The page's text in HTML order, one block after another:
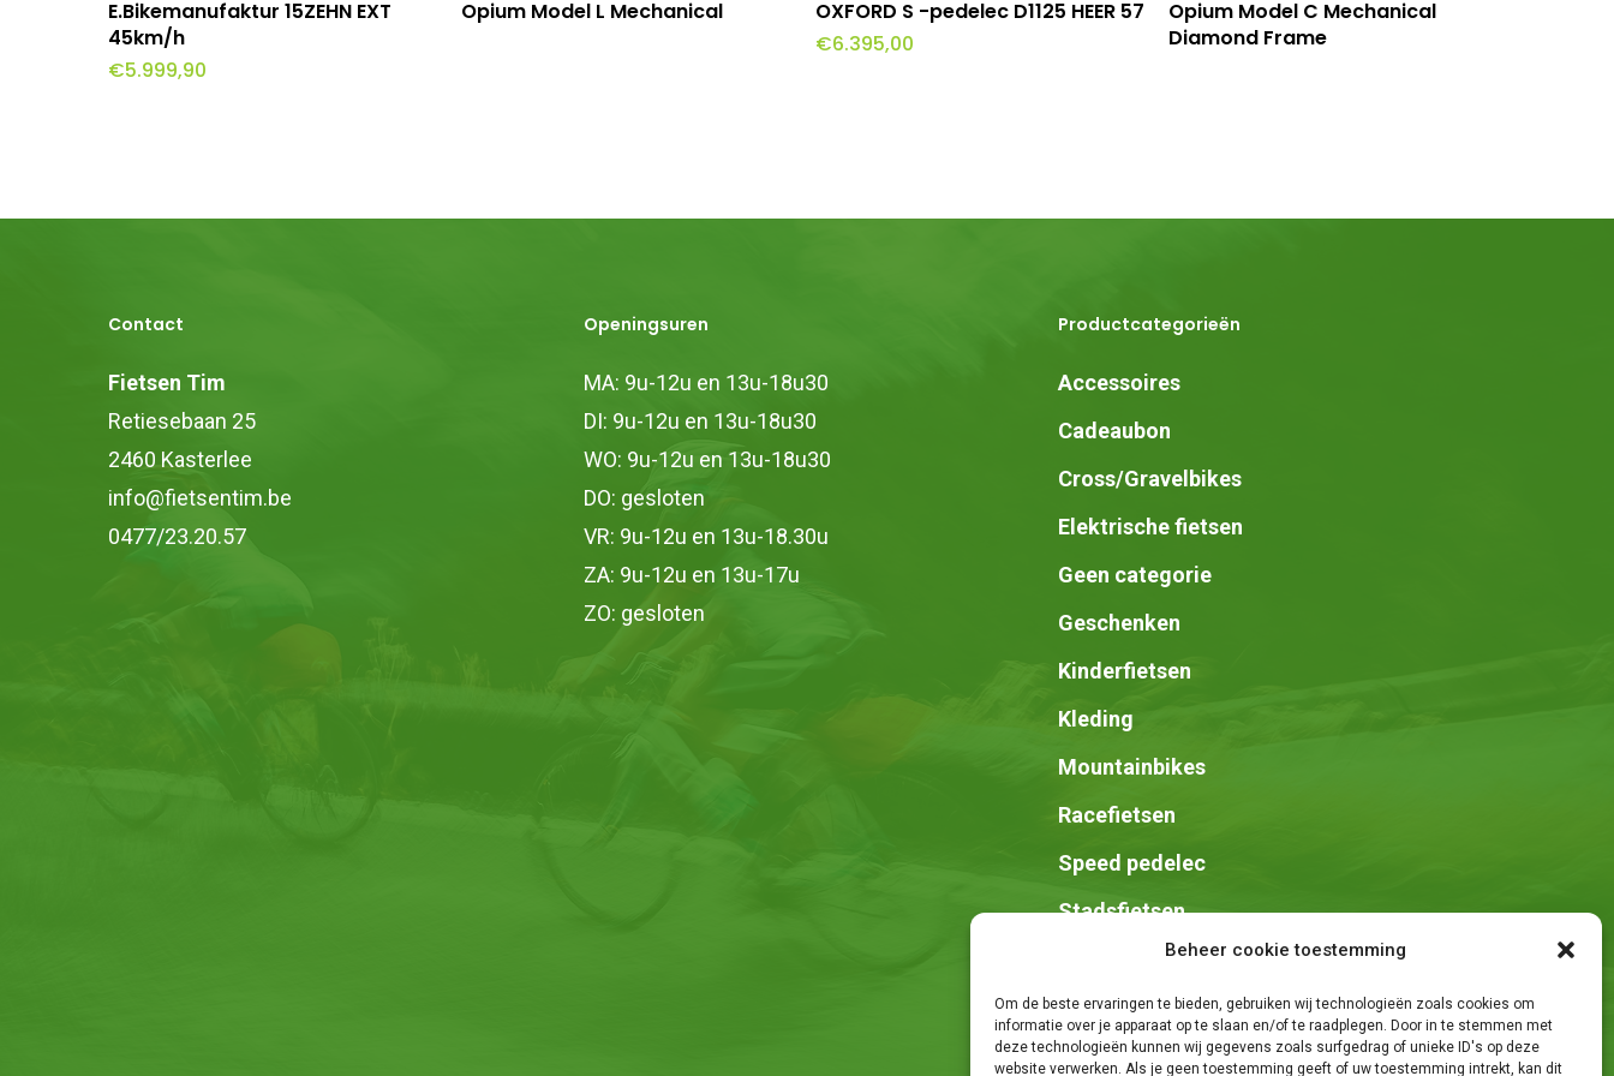
Beheer cookie toestemming
Om de beste ervaringen te bieden, gebruiken wij technologieën zoals cookies om
informatie over je apparaat op te slaan en/of te raadplegen. Door in te stemmen met
deze technologieën kunnen wij gegevens zoals surfgedrag of unieke ID's op deze
website verwerken. Als je geen toestemming geeft of uw toestemming intrekt, kan dit
product
heeft
optie
op
de
productpagina
E.Bikemanufaktur 15ZEHN EXT
45km/h
€5.999,90
Opium Model L Mechanical
OXFORD S -pedelec D1125 HEER 57
€6.395,00
Opium Model C Mechanical
Diamond Frame
Contact
Fietsen Tim
Retiesebaan 25
2460 Kasterlee
info@fietsentim.be
0477/23.20.57
Openingsuren
MA: 9u-12u en 13u-18u30
DI: 9u-12u en 13u-18u30
WO: 9u-12u en 13u-18u30
DO: gesloten
VR: 9u-12u en 13u-18.30u
ZA: 9u-12u en 13u-17u
ZO: gesloten
Productcategorieën
Accessoires
Cadeaubon
Cross/Gravelbikes
Elektrische fietsen
Geen categorie
Geschenken
Kinderfietsen
Kleding
Mountainbikes
Racefietsen
Speed pedelec
Stadsfietsen